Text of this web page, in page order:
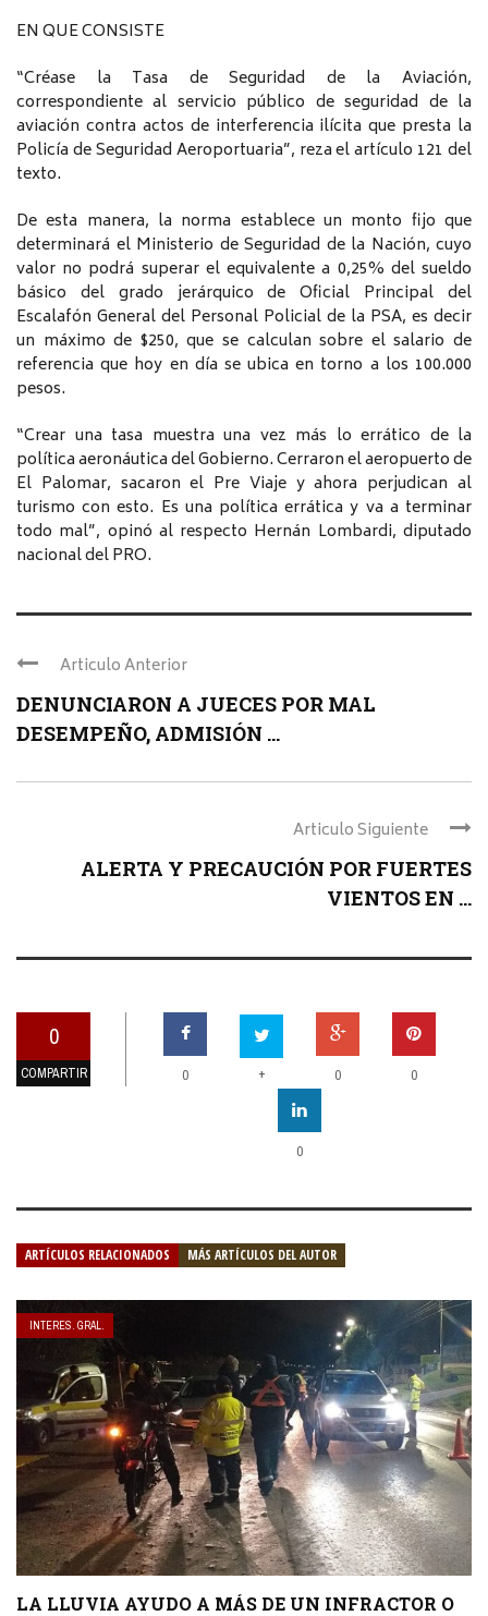
EN QUE CONSISTE
“Créase la Tasa de Seguridad de la Aviación,
correspondiente al servicio público de seguridad de la
aviación contra actos de interferencia ilícita que presta la
Policía de Seguridad Aeroportuaria”, reza el artículo 121 del
texto.
De esta manera, la norma establece un monto fijo que
determinará el Ministerio de Seguridad de la Nación, cuyo
valor no podrá superar el equivalente a 0,25% del sueldo
básico del grado jerárquico de Oficial Principal del
Escalafón General del Personal Policial de la PSA, es decir
un máximo de $250, que se calculan sobre el salario de
referencia que hoy en día se ubica en torno a los 100.000
pesos.
“Crear una tasa muestra una vez más lo errático de la
política aeronáutica del Gobierno. Cerraron el aeropuerto de
El Palomar, sacaron el Pre Viaje y ahora perjudican al
turismo con esto. Es una política errática y va a terminar
todo mal”, opinó al respecto Hernán Lombardi, diputado
nacional del PRO.
Articulo Anterior
DENUNCIARON A JUECES POR MAL
DESEMPEÑO, ADMISIÓN ...
Articulo Siguiente
ALERTA Y PRECAUCIÓN POR FUERTES
VIENTOS EN ...
0
COMPARTIR 0 + 0 0
0
ARTÍCULOS RELACIONADOS MÁS ARTÍCULOS DEL AUTOR
INTERES. GRAL.
LA LLUVIA AYUDO A MÁS DE UN INFRACTOR O